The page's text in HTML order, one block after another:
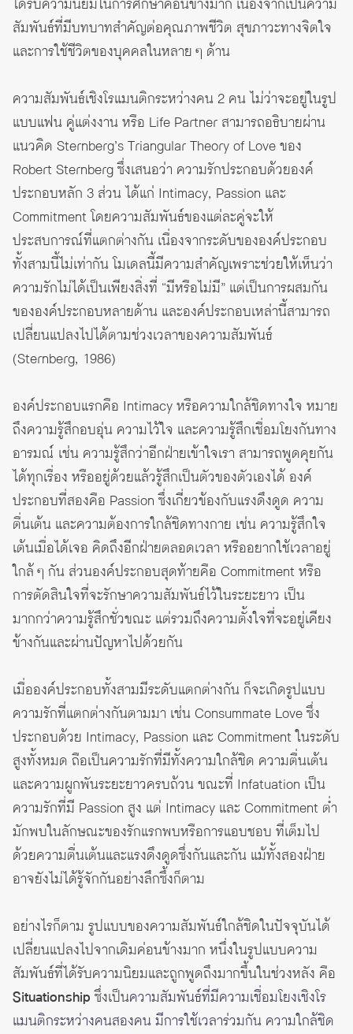
ได้รับความนิยมในการศึกษาค่อนข้างมาก เนื่องจากเป็นความ
สัมพันธ์ที่มีบทบาทสำคัญต่อคุณภาพชีวิต สุขภาวะทางจิตใจ
และการใช้ชีวิตของบุคคลในหลาย ๆ ด้าน
ความสัมพันธ์เชิงโรแมนติกระหว่างคน 2 คน ไม่ว่าจะอยู่ในรูป
แบบแฟน คู่แต่งงาน หรือ Life Partner สามารถอธิบายผ่าน
แนวคิด Sternberg’s Triangular Theory of Loveของ
Robert Sternberg ซึ่งเสนอว่า ความรักประกอบด้วยองค์
ประกอบหลัก 3 ส่วน ได้แก่ Intimacy, Passion และ
Commitment โดยความสัมพันธ์ของแต่ละคู่จะให้
ประสบการณ์ที่แตกต่างกัน เนื่องจากระดับขององค์ประกอบ
ทั้งสามนี้ไม่เท่ากัน โมเดลนี้มีความสำคัญเพราะช่วยให้เห็นว่า
ความรักไม่ได้เป็นเพียงสิ่งที่ “มีหรือไม่มี” แต่เป็นการผสมกัน
ขององค์ประกอบหลายด้าน และองค์ประกอบเหล่านี้สามารถ
เปลี่ยนแปลงไปได้ตามช่วงเวลาของความสัมพันธ์
(Sternberg, 1986)
องค์ประกอบแรกคือ Intimacy หรือความใกล้ชิดทางใจ หมาย
ถึงความรู้สึกอบอุ่น ความไว้ใจ และความรู้สึกเชื่อมโยงกันทาง
อารมณ์ เช่น ความรู้สึกว่าอีกฝ่ายเข้าใจเรา สามารถพูดคุยกัน
ได้ทุกเรื่อง หรืออยู่ด้วยแล้วรู้สึกเป็นตัวของตัวเองได้ องค์
ประกอบที่สองคือ Passion ซึ่งเกี่ยวข้องกับแรงดึงดูด ความ
ตื่นเต้น และความต้องการใกล้ชิดทางกาย เช่น ความรู้สึกใจ
เต้นเมื่อได้เจอ คิดถึงอีกฝ่ายตลอดเวลา หรืออยากใช้เวลาอยู่
ใกล้ ๆ กัน ส่วนองค์ประกอบสุดท้ายคือ Commitment หรือ
การตัดสินใจที่จะรักษาความสัมพันธ์ไว้ในระยะยาว เป็น
มากกว่าความรู้สึกชั่วขณะ แต่รวมถึงความตั้งใจที่จะอยู่เคียง
ข้างกันและผ่านปัญหาไปด้วยกัน
เมื่อองค์ประกอบทั้งสามมีระดับแตกต่างกัน ก็จะเกิดรูปแบบ
ความรักที่แตกต่างกันตามมา เช่น Consummate Love ซึ่ง
ประกอบด้วย Intimacy, Passion และ Commitment ในระดับ
สูงทั้งหมด ถือเป็นความรักที่มีทั้งความใกล้ชิด ความตื่นเต้น
และความผูกพันระยะยาวครบถ้วน ขณะที่ Infatuation เป็น
ความรักที่มี Passion สูง แต่ Intimacy และ Commitment ต่ำ
มักพบในลักษณะของรักแรกพบหรือการแอบชอบ ที่เต็มไป
ด้วยความตื่นเต้นและแรงดึงดูดซึ่งกันและกัน แม้ทั้งสองฝ่าย
อาจยังไม่ได้รู้จักกันอย่างลึกซึ้งก็ตาม
อย่างไรก็ตาม รูปแบบของความสัมพันธ์ใกล้ชิดในปัจจุบันได้
เปลี่ยนแปลงไปจากเดิมค่อนข้างมาก หนึ่งในรูปแบบความ
สัมพันธ์ที่ได้รับความนิยมและถูกพูดถึงมากขึ้นในช่วงหลัง คือ
Situationshipซึ่งเป็นความสัมพันธ์ที่มีความเชื่อมโยงเชิงโร
แมนติกระหว่างคนสองคน มีการใช้เวลาร่วมกัน ความใกล้ชิด